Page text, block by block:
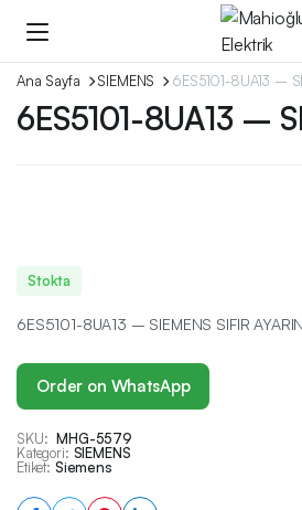
Ana Sayfa SIEMENS 6ES5101-8UA13 –
6ES5101-8UA13 –
Stokta
6ES5101-8UA13 – SIEMENS SIFIR
Order on WhatsApp
SKU: MHG-5579
Kategori: SIEMENS
Etiket: Siemens